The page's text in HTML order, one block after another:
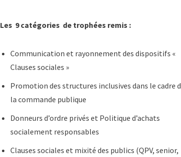
Les 9 catégories de trophées remis :
Communication et rayonnement des dispositifs «
Clauses sociales »
Promotion des structures inclusives dans le cadre
la commande publique
Donneurs d’ordre privés et Politique d’achats
socialement responsables
Clauses sociales et mixité des publics (QPV, senior,